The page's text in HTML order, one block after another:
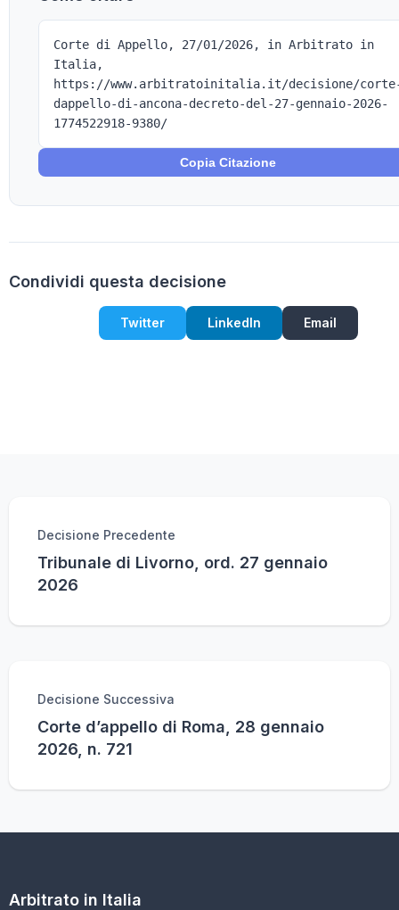
Corte di Appello, 27/01/2026, in Arbitrato in
Italia,
https://www.arbitratoinitalia.it/decisione/
dappello-di-ancona-decreto-del-27-gennaio-2026-
1774522918-9380/
Copia Citazione
Condividi questa decisione
Twitter LinkedIn Email
Decisione Precedente
Tribunale di Livorno, ord. 27 gennaio
2026
Decisione Successiva
Corte d’appello di Roma, 28 gennaio
2026, n. 721
Arbitrato in Italia